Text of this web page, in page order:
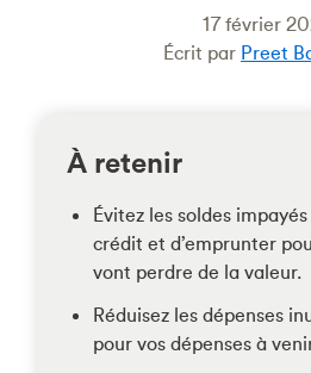
17 février
Écrit par Preet
À retenir
Évitez les soldes
crédit et d’emprunter
vont perdre de la valeur.
Réduisez les dépenses
pour vos dépenses à